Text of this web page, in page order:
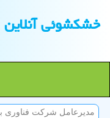
خشكشوئی آنلاین
مدیرعامل شركت فناوری